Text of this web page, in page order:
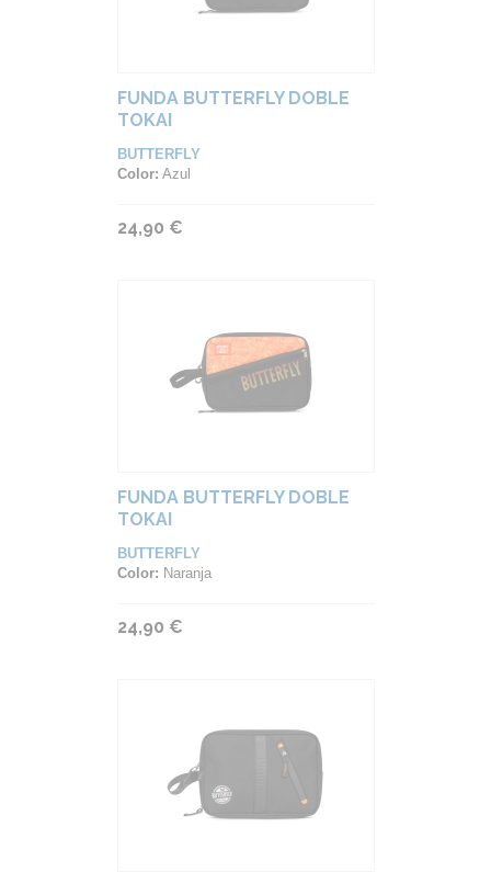
FUNDA BUTTERFLY DOBLE
TOKAI
BUTTERFLY
Color: Azul
24,90 €
FUNDA BUTTERFLY DOBLE
TOKAI
BUTTERFLY
Color: Naranja
24,90 €